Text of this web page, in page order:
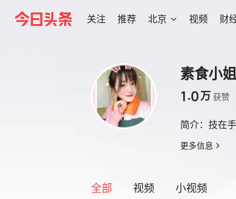
关注 推荐 北京 视频 财
素食小
1.0万 获赞
简介： 技在
更多信息
全部 视频 小视频